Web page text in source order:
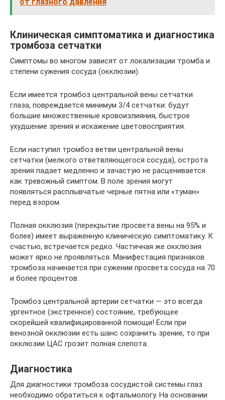
Клиническая симптоматика и диагностика
тромбоза сетчатки
Симптомы во многом зависят от локализации тромба и
степени сужения сосуда (окклюзии).
Если имеется тромбоз центральной вены сетчатки
глаза, повреждается минимум 3/4 сетчатки: будут
большие множественные кровоизлияния, быстрое
ухудшение зрения и искажение цветовосприятия.
Если наступил тромбоз ветви центральной вены
сетчатки (мелкого ответвляющегося сосуда), острота
зрения падает медленно и зачастую не расценивается
как тревожный симптом. В поле зрения могут
появляться расплывчатые черные пятна или «туман»
перед взором.
Полная окклюзия (перекрытие просвета вены на 95% и
более) имеет выраженную клиническую симптоматику. К
счастью, встречается редко. Частичная же окклюзия
может ярко не проявляться. Манифестация признаков
тромбоза начинается при сужении просвета сосуда на 70
и более процентов.
Тромбоз центральной артерии сетчатки — это всегда
ургентное (экстренное) состояние, требующее
скорейшей квалифицированной помощи! Если при
венозной окклюзии есть шанс сохранить зрение, то при
окклюзии ЦАС грозит полная слепота.
Диагностика
Для диагностики тромбоза сосудистой системы глаз
необходимо обратиться к офтальмологу. На основании